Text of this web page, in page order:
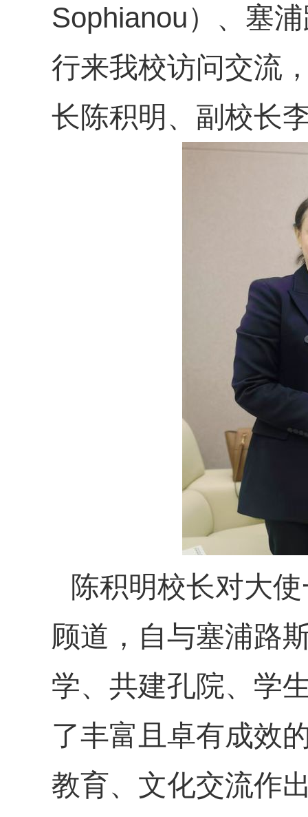
Sophianou）、塞
行来我校访问交流
长陈积明、副校长
陈积明校长对大
顾道，自与塞浦路
学、共建孔院、学
了丰富且卓有成效
教育、文化交流作